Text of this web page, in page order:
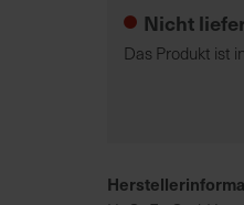
Nicht
Das Produkt ist